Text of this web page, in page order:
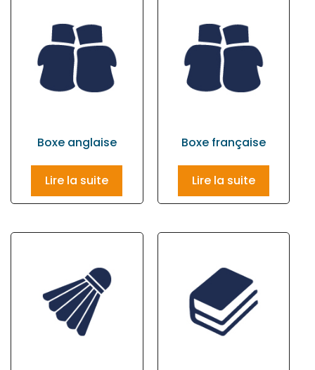
Boxe anglaise
Lire la suite
Boxe française
Lire la suite